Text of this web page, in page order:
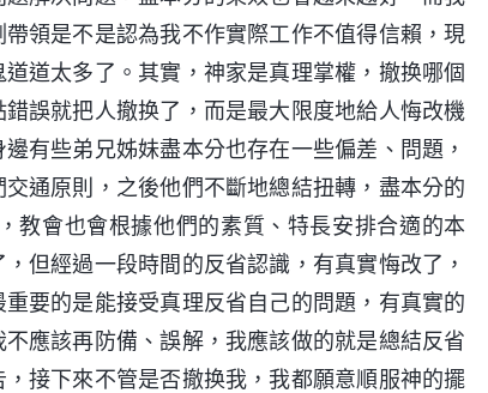
領是不是認為我不作實際工作不值得信賴，現
道太多了。其實，神家是真理掌權，撤换哪個
誤就把人撤换了，而是最大限度地給人悔改機
有些弟兄姊妹盡本分也存在一些偏差、問題，
通原則，之後他們不斷地總結扭轉，盡本分的
教會也會根據他們的素質、特長安排合適的本
但經過一段時間的反省認識，有真實悔改了，
要的是能接受真理反省自己的問題，有真實的
應該再防備、誤解，我應該做的就是總結反省
接下來不管是否撤换我，我都願意順服神的擺